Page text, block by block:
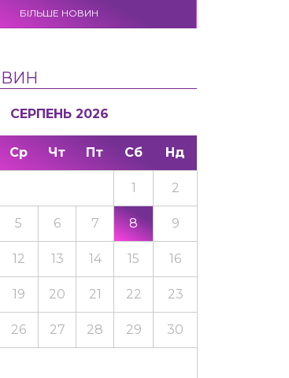
БІЛЬШЕ НОВИН
СЕРПЕНЬ 2026
Ср Чт Пт Сб Нд
1 2
5 6 7 8 9
12 13 14 15 16
19 20 21 22 23
26 27 28 29 30